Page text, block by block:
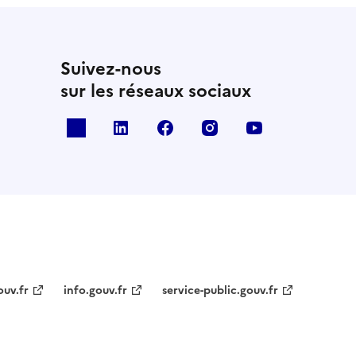
Suivez-nous
sur les réseaux sociaux
linkedin facebook instagram
info.gouv.fr service-public.gouv.fr